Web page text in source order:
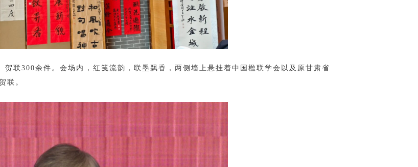
联300余件。会场内，红笺流韵，联墨飘香，两侧墙上悬挂着中国楹联学会以及原甘肃省
联。